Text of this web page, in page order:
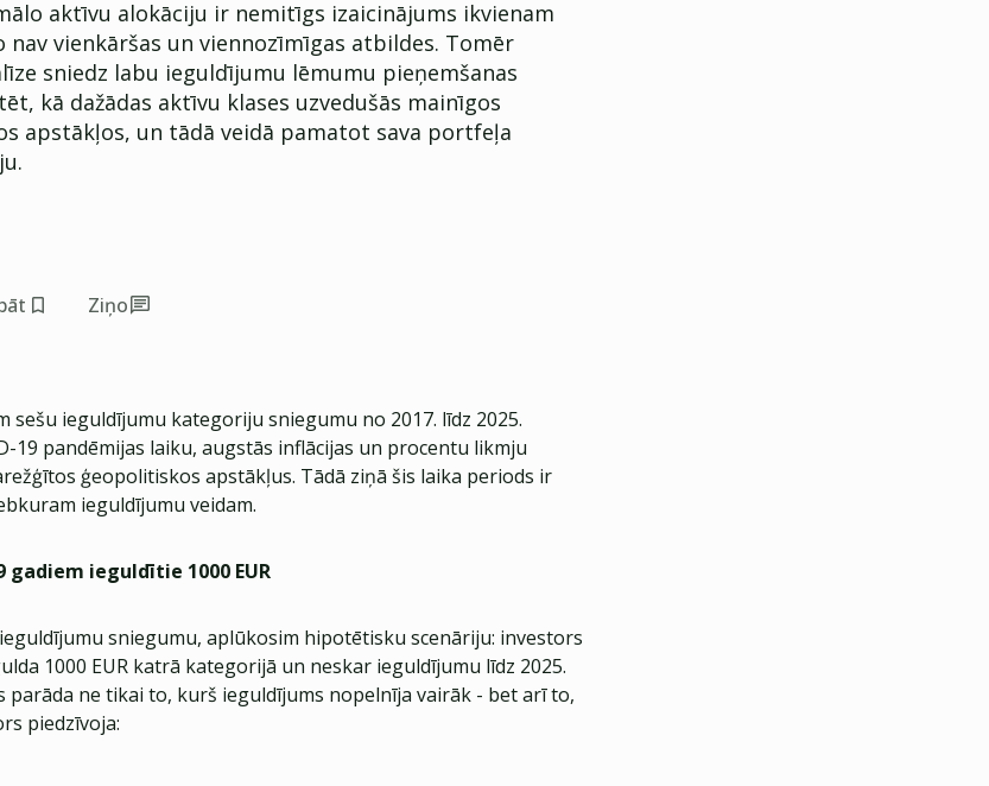
aktīvu alokāciju ir nemitīgs izaicinājums ikvienam
vienkāršas un viennozīmīgas atbildes. Tomēr
sniedz labu ieguldījumu lēmumu pieņemšanas
kā dažādas aktīvu klases uzvedušās mainīgos
apstākļos, un tādā veidā pamatot sava portfeļa
Ziņo
sešu ieguldījumu kategoriju sniegumu no 2017. līdz 2025.
19 pandēmijas laiku, augstās inflācijas un procentu likmju
ģeopolitiskos apstākļus. Tādā ziņā šis laika periods ir
ieguldījumu veidam.
ieguldītie 1000 EUR
sniegumu, aplūkosim hipotētisku scenāriju: investors
1000 EUR katrā kategorijā un neskar ieguldījumu līdz 2025.
parāda ne tikai to, kurš ieguldījums nopelnīja vairāk - bet arī to,
piedzīvoja: